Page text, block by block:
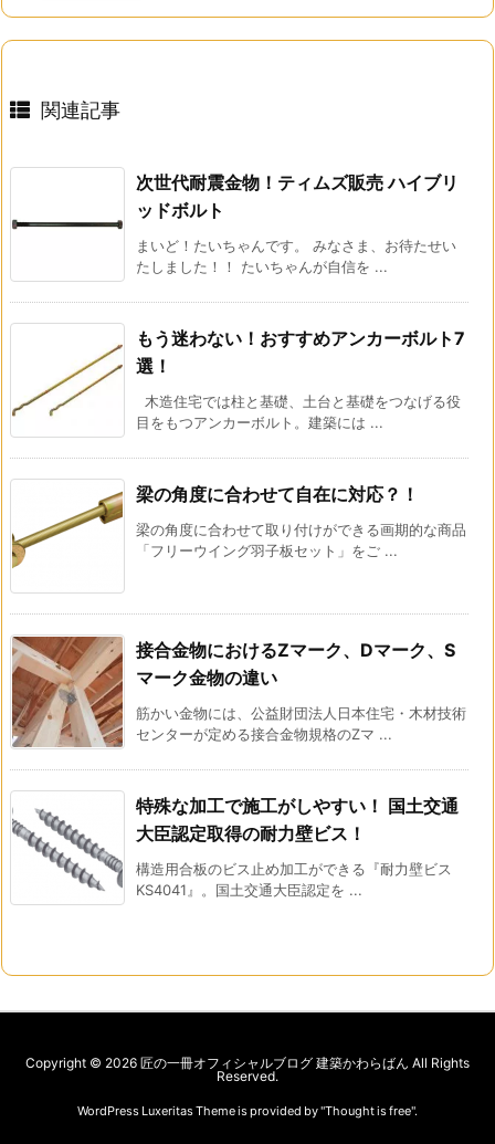
関連記事
次世代耐震金物！ティムズ販売 ハイブリ
ッドボルト
まいど！たいちゃんです。 みなさま、お待たせい
たしました！！ たいちゃんが自信を ...
もう迷わない！おすすめアンカーボルト7
選！
木造住宅では柱と基礎、土台と基礎をつなげる役
目をもつアンカーボルト。建築には ...
梁の角度に合わせて自在に対応？！
梁の角度に合わせて取り付けができる画期的な商品
「フリーウイング羽子板セット」をご ...
接合金物におけるZマーク、Dマーク、S
マーク金物の違い
筋かい金物には、公益財団法人日本住宅・木材技術
センターが定める接合金物規格のZマ ...
特殊な加工で施工がしやすい！ 国土交通
大臣認定取得の耐力壁ビス！
構造用合板のビス止め加工ができる『耐力壁ビス
KS4041』。国土交通大臣認定を ...
Copyright © 2026 匠の一冊オフィシャルブログ 建築かわらばん All Rights
Reserved.
WordPress Luxeritas Theme is provided by "Thought is free".